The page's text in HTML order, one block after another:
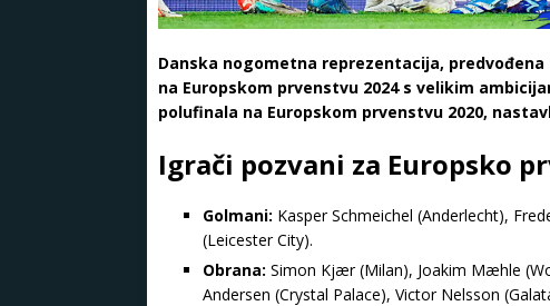
Danska nogometna reprezentacija,
na Europskom prvenstvu 2024 s velikim
polufinala na Europskom prvenstvu 2020,
Igrači pozvani za Europsko
Golmani: Kasper Schmeichel (Anderlecht),
(Leicester City).
Obrana: Simon Kjær (Milan), Joakim Mæhle
Andersen (Crystal Palace), Victor Nelsson